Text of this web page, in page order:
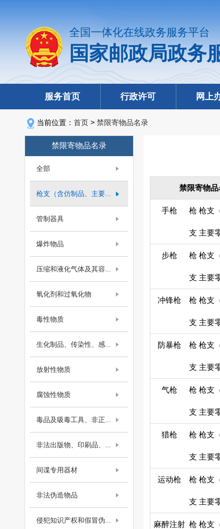
全国一体化在线政务服务平台
国家邮政局政务
服务首页 行政许可 网上
当前位置： 首页 > 禁限寄物品名录
禁限寄物品名录
全部
枪支（含仿制品、主要...
管制器具
爆炸物品
压缩和液化气体及其容...
氧化剂和过氧化物
毒性物质
生化制品、传染性、感...
放射性物质
腐蚀性物质
毒品及吸毒工具、非正...
非法出版物、印刷品、...
间谍专用器材
非法伪造物品
侵犯知识产权和假冒伪...
禁限寄物
手枪 枪
支
枪支
主要
步枪 枪
支
枪支
主要
冲锋枪 枪
支
枪支
主要
防暴枪 枪
支
枪支
主要
气枪 枪
支
枪支
主要
猎枪 枪
支
枪支
主要
运动枪 枪
支
枪支
主要
麻醉注射 枪 枪支